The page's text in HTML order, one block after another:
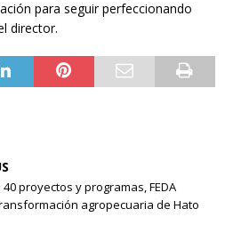
para seguir perfeccionando
director.
proyectos y programas, FEDA
agropecuaria de Hato